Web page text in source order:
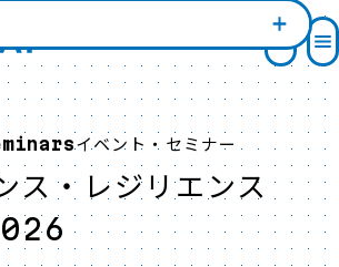
イベント・セミナー
ス・レジリエンス